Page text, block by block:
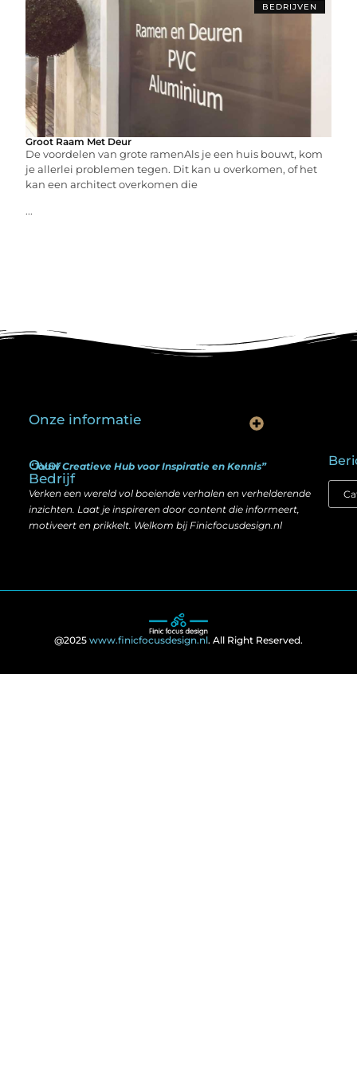
BEDRIJVEN
Groot Raam Met Deur
De voordelen van grote ramenAls je een huis bouwt, kom
je allerlei problemen tegen. Dit kan u overkomen, of het
kan een architect overkomen die
...
Over
Bedrijf
“Jouw Creatieve Hub voor Inspiratie en Kennis”
Verken een wereld vol boeiende verhalen en verhelderende
inzichten. Laat je inspireren door content die informeert,
motiveert en prikkelt. Welkom bij Finicfocusdesign.nl
Onze informatie
@2025 www.finicfocusdesign.nl. All Right Reserved.